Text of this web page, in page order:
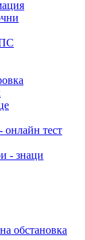
тест
- знаци
обстановка